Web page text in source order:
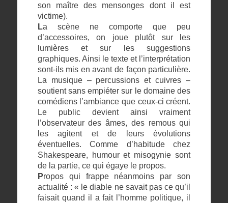
son maître des mensonges dont il est
victime).
La scène ne comporte que peu
d’accessoires, on joue plutôt sur les
lumières et sur les suggestions
graphiques. Ainsi le texte et l’interprétation
sont-ils mis en avant de façon particulière.
La musique – percussions et cuivres –
soutient sans empiéter sur le domaine des
comédiens l’ambiance que ceux-ci créent.
Le public devient ainsi vraiment
l’observateur des âmes, des remous qui
les agitent et de leurs évolutions
éventuelles. Comme d’habitude chez
Shakespeare, humour et misogynie sont
de la partie, ce qui égaye le propos.
Propos qui frappe néanmoins par son
actualité : « le diable ne savait pas ce qu’il
faisait quand il a fait l’homme politique, il